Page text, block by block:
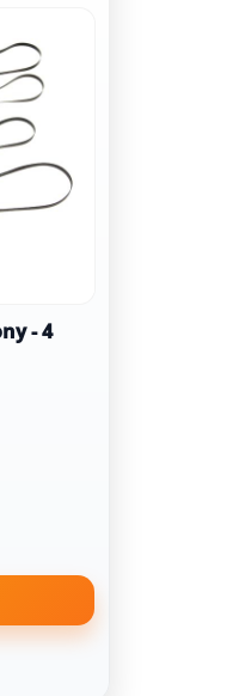
- 4